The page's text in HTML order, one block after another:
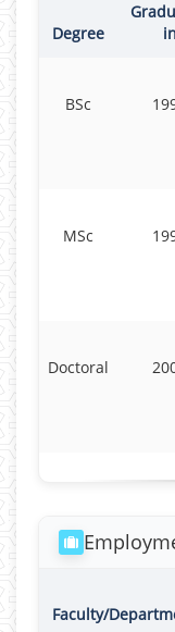
Degree
in
BSc
MSc
Doctoral
Faculty/